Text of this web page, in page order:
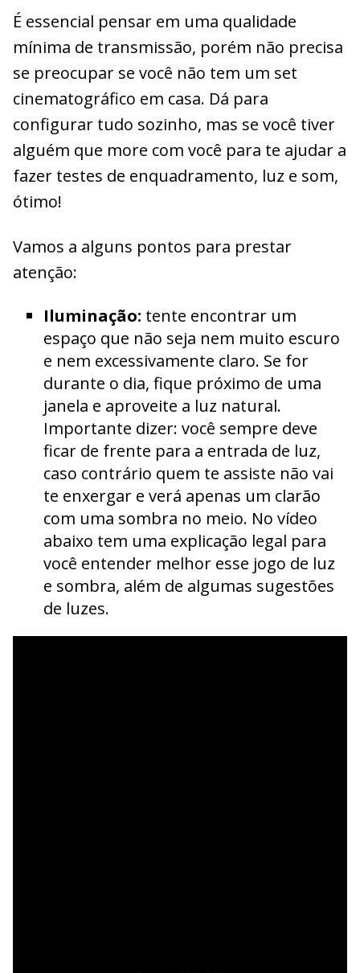
É essencial pensar em uma qualidade
mínima de transmissão, porém não precisa
se preocupar se você não tem um set
cinematográfico em casa. Dá para
configurar tudo sozinho, mas se você tiver
alguém que more com você para te ajudar a
fazer testes de enquadramento, luz e som,
ótimo!
Vamos a alguns pontos para prestar
atenção:
Iluminação: tente encontrar um
espaço que não seja nem muito escuro
e nem excessivamente claro. Se for
durante o dia, fique próximo de uma
janela e aproveite a luz natural.
Importante dizer: você sempre deve
ficar de frente para a entrada de luz,
caso contrário quem te assiste não vai
te enxergar e verá apenas um clarão
com uma sombra no meio. No vídeo
abaixo tem uma explicação legal para
você entender melhor esse jogo de luz
e sombra, além de algumas sugestões
de luzes.